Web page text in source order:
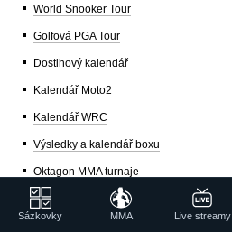
World Snooker Tour
Golfová PGA Tour
Dostihový kalendář
Kalendář Moto2
Kalendář WRC
Výsledky a kalendář boxu
Oktagon MMA turnaje
Sázkovky MMA Live streamy